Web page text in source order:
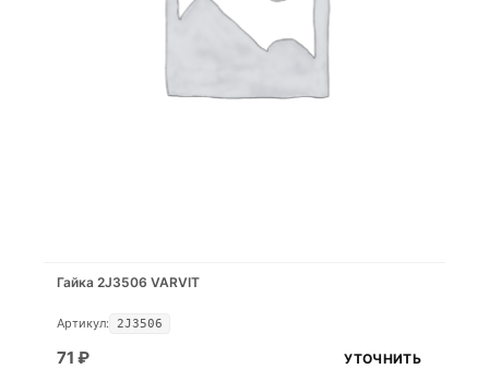
Гайка 2J3506 VARVIT
Артикул: 2J3506
71 ₽ УТОЧНИТЬ